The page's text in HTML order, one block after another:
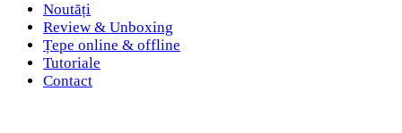
Noutăți
Review & Unboxing
Țepe online & offline
Tutoriale
Contact